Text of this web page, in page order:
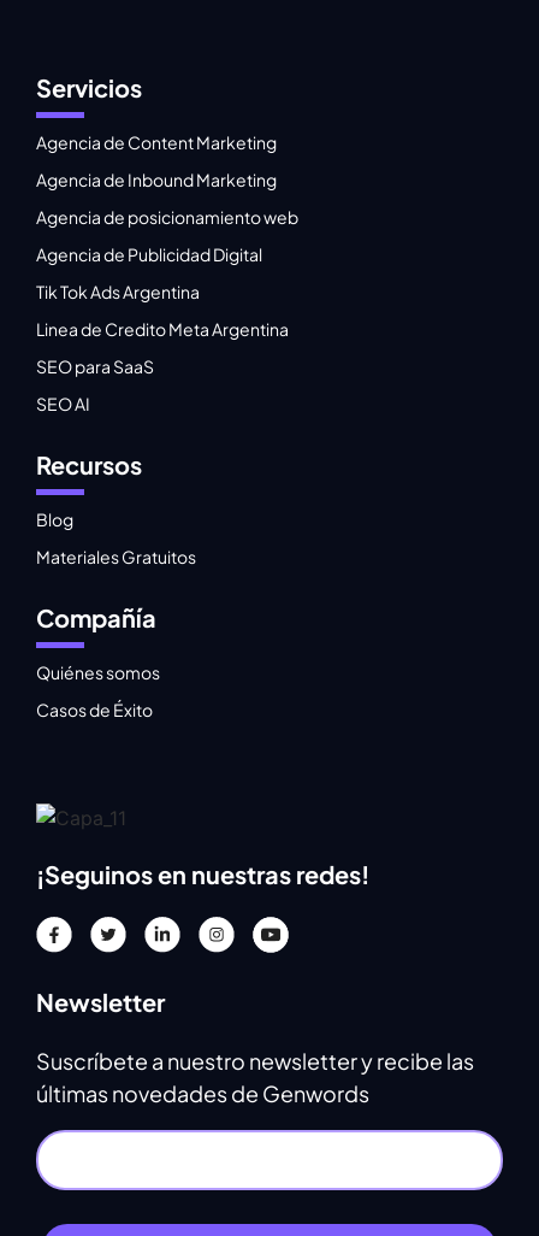
Servicios
Agencia de Content Marketing
Agencia de Inbound Marketing
Agencia de posicionamiento web
Agencia de Publicidad Digital
Tik Tok Ads Argentina
Linea de Credito Meta Argentina
SEO para SaaS
SEO AI
Recursos
Blog
Materiales Gratuitos
Compañía
Quiénes somos
Casos de Éxito
¡Seguinos en nuestras redes!
Newsletter
Suscríbete a nuestro newsletter y recibe las
últimas novedades de Genwords